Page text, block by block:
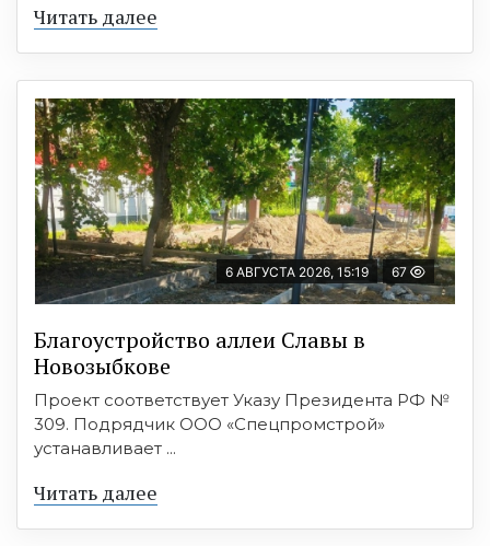
Читать далее
6 АВГУСТА 2026, 15:19 67
Благоустройство аллеи Славы в
Новозыбкове
Проект соответствует Указу Президента РФ №
309. Подрядчик ООО «Спецпромстрой»
устанавливает ...
Читать далее